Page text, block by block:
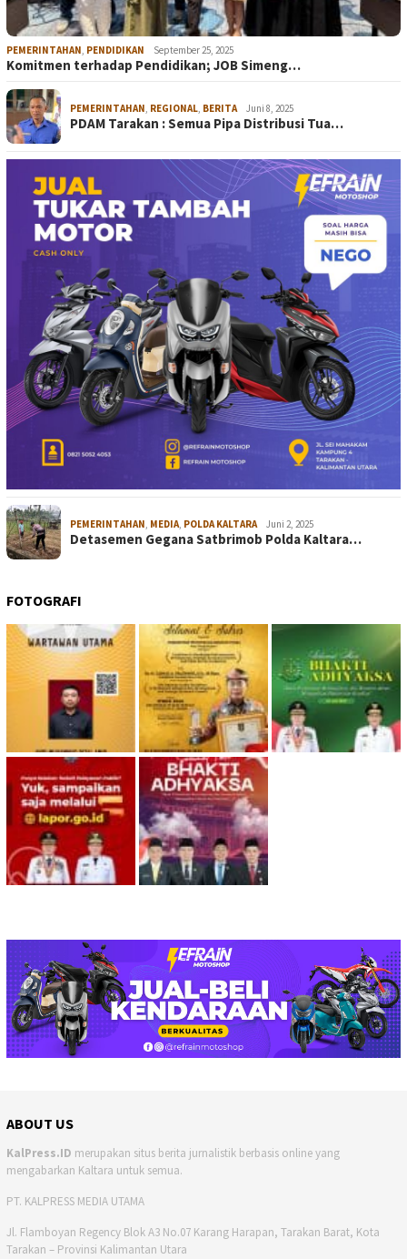
PEMERINTAHAN PENDIDIKAN September 25, 2025
Komitmen terhadap Pendidikan; JOB Simeng…
PEMERINTAHAN REGIONAL BERITA Juni 8, 2025
PDAM Tarakan : Semua Pipa Distribusi Tua…
PEMERINTAHAN, MEDIA, POLDA KALTARA Juni 2, 2025
Detasemen Gegana Satbrimob Polda Kaltara…
FOTOGRAFI
ABOUT US
KalPress.ID merupakan situs berita jurnalistik berbasis online yang
mengabarkan Kaltara untuk semua.
PT. KALPRESS MEDIA UTAMA
Jl. Flamboyan Regency Blok A3 No.07 Karang Harapan, Tarakan Barat, Kota
Tarakan – Provinsi Kalimantan Utara